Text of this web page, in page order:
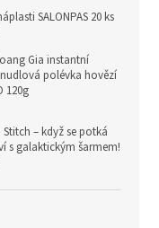
SALONPAS 20 ks
Gia instantní
polévka hovězí
120g
– když se potká
s galaktickým šarmem!